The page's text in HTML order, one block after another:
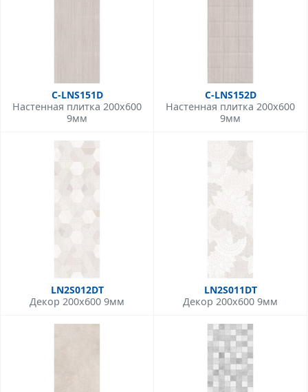
C-LNS151D
Настенная плитка 200x600
9мм
C-LNS152D
Настенная плитка 200x600
9мм
LN2S012DT
Декор 200x600 9мм
LN2S011DT
Декор 200x600 9мм